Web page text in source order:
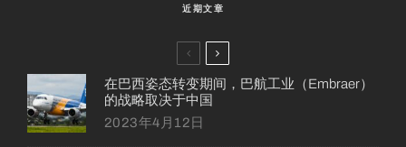
近期文章
在巴西姿态转变期间，巴航工业（Embraer）
的战略取决于中国
2023年4月12日